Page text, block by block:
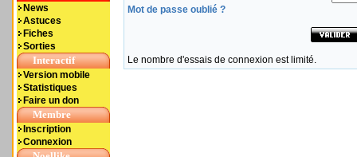
News
Astuces
Fiches
Sorties
Interactif
Version mobile
Statistiques
Faire un don
Membre
Inscription
Connexion
Mot de passe oublié ?
Le nombre d'essais de connexion est limité.